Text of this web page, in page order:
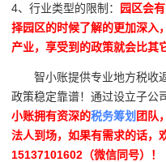
4、行业类型的限制：
园区会
择园区的时候了解的更加深入
产业，享受到的政策就会比其
智小账提供专业地方税收返
政策稳定靠谱！通过设立子公
小账拥有资深的税务筹划 团队
法人到场，如果有需求的话，
15137101602（微信同号）！